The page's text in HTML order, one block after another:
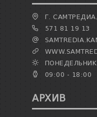
Г.
571 81 19 13
09:00 - 18:00
АРХИВ